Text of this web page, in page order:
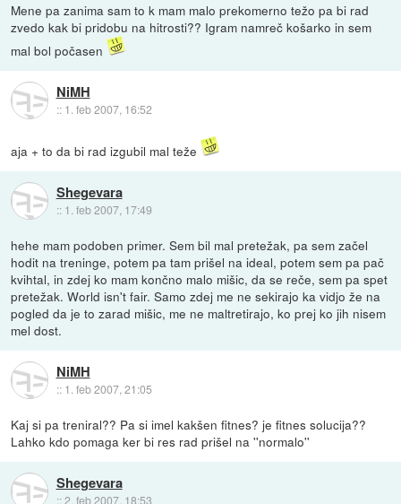
Mene pa zanima sam to k mam malo prekomerno težo pa bi rad
zvedo kak bi pridobu na hitrosti?? Igram namreč košarko in sem
mal bol počasen
NiMH
:: 1. feb 2007, 16:52
aja + to da bi rad izgubil mal teže
Shegevara
:: 1. feb 2007, 17:49
hehe mam podoben primer. Sem bil mal pretežak, pa sem začel
hodit na treninge, potem pa tam prišel na ideal, potem sem pa pač
kvihtal, in zdej ko mam končno malo mišic, da se reče, sem pa spet
pretežak. World isn't fair. Samo zdej me ne sekirajo ka vidjo že na
pogled da je to zarad mišic, me ne maltretirajo, ko prej ko jih nisem
mel dost.
NiMH
:: 1. feb 2007, 21:05
Kaj si pa treniral?? Pa si imel kakšen fitnes? je fitnes solucija??
Lahko kdo pomaga ker bi res rad prišel na ''normalo''
Shegevara
::2. feb 2007, 18:53